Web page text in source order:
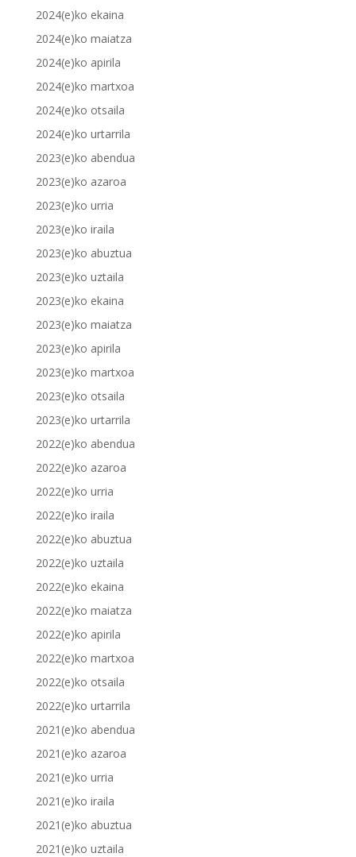
2024(e)ko ekaina
2024(e)ko maiatza
2024(e)ko apirila
2024(e)ko martxoa
2024(e)ko otsaila
2024(e)ko urtarrila
2023(e)ko abendua
2023(e)ko azaroa
2023(e)ko urria
2023(e)ko iraila
2023(e)ko abuztua
2023(e)ko uztaila
2023(e)ko ekaina
2023(e)ko maiatza
2023(e)ko apirila
2023(e)ko martxoa
2023(e)ko otsaila
2023(e)ko urtarrila
2022(e)ko abendua
2022(e)ko azaroa
2022(e)ko urria
2022(e)ko iraila
2022(e)ko abuztua
2022(e)ko uztaila
2022(e)ko ekaina
2022(e)ko maiatza
2022(e)ko apirila
2022(e)ko martxoa
2022(e)ko otsaila
2022(e)ko urtarrila
2021(e)ko abendua
2021(e)ko azaroa
2021(e)ko urria
2021(e)ko iraila
2021(e)ko abuztua
2021(e)ko uztaila